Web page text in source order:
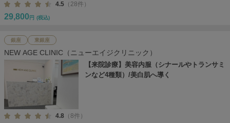
4.5 （28件）
29,800 円 (税込)
銀座 東銀座
NEW AGE CLINIC（ニューエイジクリニック）
【来院診療】美容内服（シナールやトランサミ
ンなど4種類）/美白肌へ導く
4.8 （8件）